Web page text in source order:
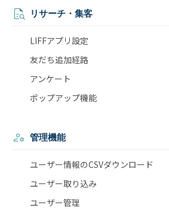
リサーチ・集客
LIFFアプリ設定
友だち追加経路
アンケート
ポップアップ機能
管理機能
ユーザー情報のCSVダウンロード
ユーザー取り込み
ユーザー管理